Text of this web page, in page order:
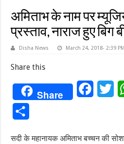
अमिताभ के नाम पर
प्रस्ताव, नाराज हुए बिग
Disha News March 24, 2018- 2:39 PM
Share this
Share
सदी के महानायक अमिताभ बच्चन की